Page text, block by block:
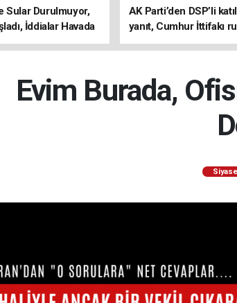
Sular Durulmuyor,
İddialar Havada
AK Parti’den DSP’li
yanıt, Cumhur İttifakı
ediyoruz
Evim Burada,